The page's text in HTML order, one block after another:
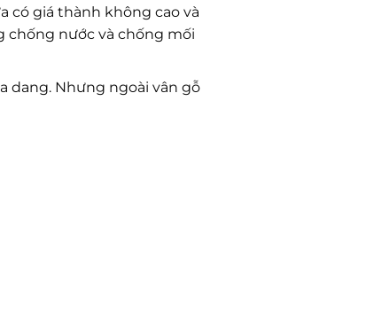
có giá thành không cao và
chống nước và chống mối
dang. Nhưng ngoài vân gỗ